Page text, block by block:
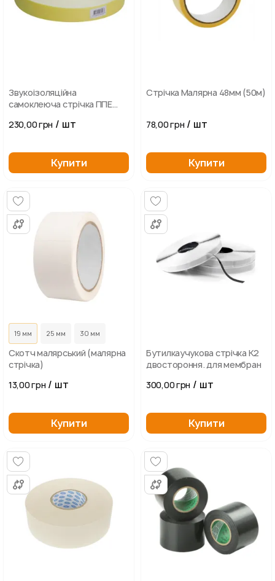
Звукоізоляційна
самоклеюча стрічка ППЕ
230,00 грн / шт
Купити
Стрічка Малярна 48мм (50м)
78,00 грн / шт
Купити
19 мм 25 мм 30 мм
Скотч малярський (малярна
стрічка)
13,00 грн / шт
Купити
Бутилкаучукова стрічка К2
двостороння. для мембран
300,00 грн / шт
Купити